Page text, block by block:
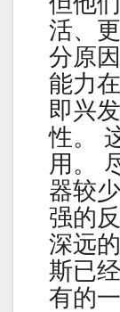
活、
分原
能力
即兴
性。
用。
器较
强的
深远
斯已
有的